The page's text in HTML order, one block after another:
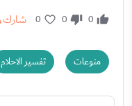
0
0
0 شارك
منوعات تفسير الاحلام